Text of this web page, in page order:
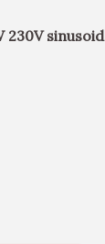
230V sinusoid